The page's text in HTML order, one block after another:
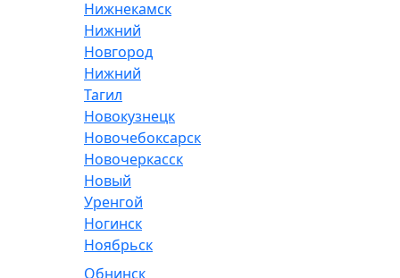
Нижнекамск
Нижний
Новгород
Нижний
Тагил
Новокузнецк
Новочебоксарск
Новочеркасск
Новый
Уренгой
Ногинск
Ноябрьск
Обнинск